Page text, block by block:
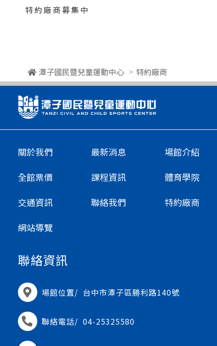
特約廠商募集中
潭子國民暨兒童運動中心 特約廠商
關於我們 最新消息
場館介紹
全館票價
課程資訊
體育學院
交通資訊
聯絡我們
特約廠商
網站導覽
聯絡資訊
場館位置/ 台中市潭子區勝利路140號
聯絡電話/ 04-25325580